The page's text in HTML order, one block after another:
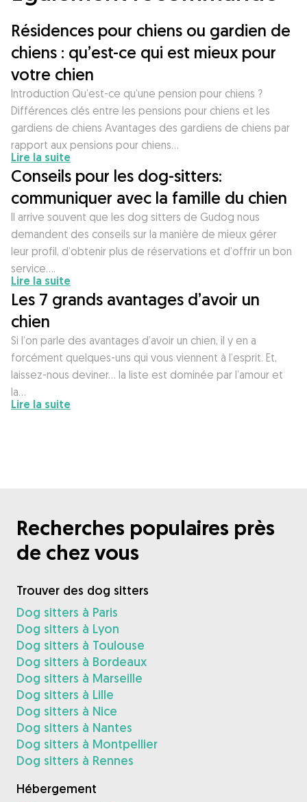
Résidences pour chiens ou gardien de
chiens : qu’est-ce qui est mieux pour
votre chien
Introduction Qu’est-ce qu’une pension pour chiens ?
Différences clés entre les pensions pour chiens et les
gardiens de chiens Avantages des gardiens de chiens par
rapport aux pensions pour chiens…
Lire la suite
Conseils pour les dog-sitters:
communiquer avec la famille du chien
Il arrive souvent que les dog sitters de Gudog nous
demandent des conseils sur la manière de mieux gérer
leur profil, d’obtenir plus de réservations et d’offrir un bon
service….
Lire la suite
Les 7 grands avantages d’avoir un
chien
Si l’on parle des avantages d’avoir un chien, il y en a
forcément quelques-uns qui vous viennent à l’esprit. Et,
laissez-nous deviner… la liste est dominée par l’amour et
la…
Lire la suite
Recherches populaires près
de chez vous
Trouver des dog sitters
Dog sitters à Paris
Dog sitters à Lyon
Dog sitters à Toulouse
Dog sitters à Bordeaux
Dog sitters à Marseille
Dog sitters à Lille
Dog sitters à Nice
Dog sitters à Nantes
Dog sitters à Montpellier
Dog sitters à Rennes
Hébergement